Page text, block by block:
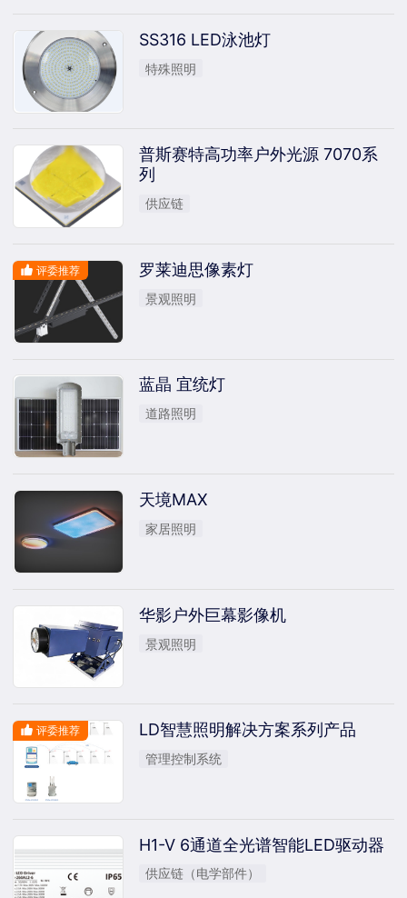
SS316 LED泳池灯
特殊照明
普斯赛特高功率户外光源 7070系
列
供应链
评委推荐 罗莱迪思像素灯
景观照明
蓝晶 宜统灯
道路照明
天境MAX
家居照明
华影户外巨幕影像机
景观照明
评委推荐 LD智慧照明解决方案系列产品
管理控制系统
H1-V 6通道全光谱智能LED驱动器
供应链（电学部件）